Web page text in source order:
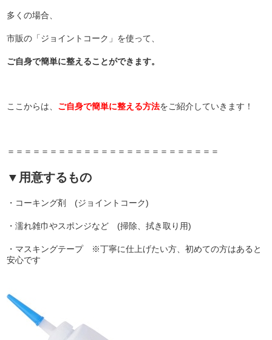
多くの場合、
市販の「ジョイントコーク」を使って、
ご自身で簡単に整えることができます。
ここからは、 ご自身で簡単に整える方法をご紹介していきます！
＝＝＝＝＝＝＝＝＝＝＝＝＝＝＝＝＝＝＝＝＝＝＝＝＝
▼用意するもの
・コーキング剤 (ジョイントコーク)
・濡れ雑巾やスポンジなど (掃除、拭き取り用)
・マスキングテープ ※丁寧に仕上げたい方、初めての方はあると
安心です